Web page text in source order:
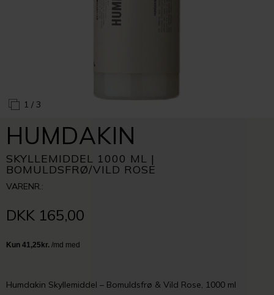
1 / 3
HUMDAKIN
SKYLLEMIDDEL 1000 ML |
BOMULDSFRØ/VILD ROSE
VARENR.:
DKK 165,00
Humdakin Skyllemiddel – Bomuldsfrø & Vild Rose, 1000 ml